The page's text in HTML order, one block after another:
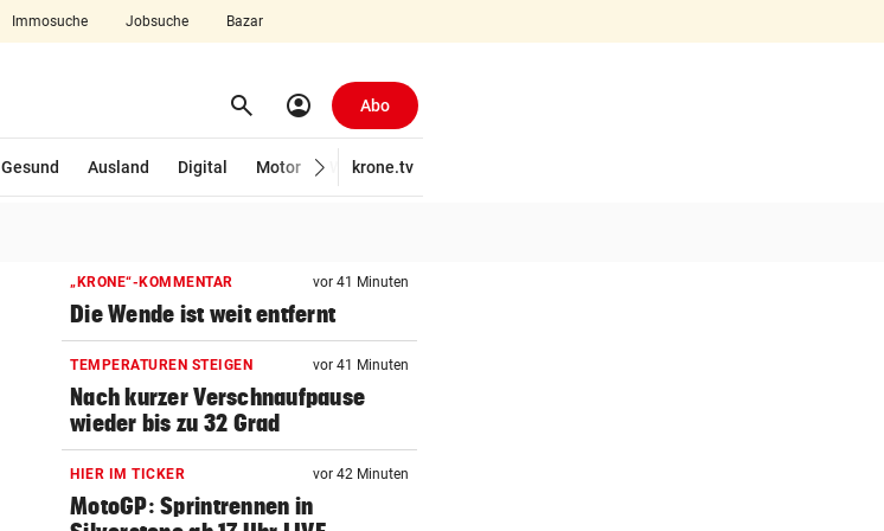
Immosuche Jobsuche Bazar
search Suchen
account_circle Abo
Gesund Ausland Digital Motor Wirtschaft
krone.tv
„KRONE“-KOMMENTAR vor 41 Minuten
Die Wende ist weit entfernt
TEMPERATUREN STEIGEN vor 41 Minuten
Nach kurzer Verschnaufpause
wieder bis zu 32 Grad
HIER IM TICKER vor 42 Minuten
MotoGP: Sprintrennen in